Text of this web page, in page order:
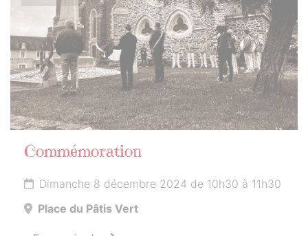
Commémoration
Dimanche 8 décembre 2024 de 10h30 à 11h30
Place du Pâtis Vert